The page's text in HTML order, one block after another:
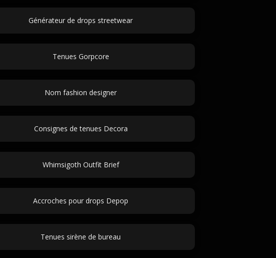
Générateur de drops streetwear
Tenues Gorpcore
Nom fashion designer
Consignes de tenues Decora
Whimsigoth Outfit Brief
Accroches pour drops Depop
Tenues sirène de bureau